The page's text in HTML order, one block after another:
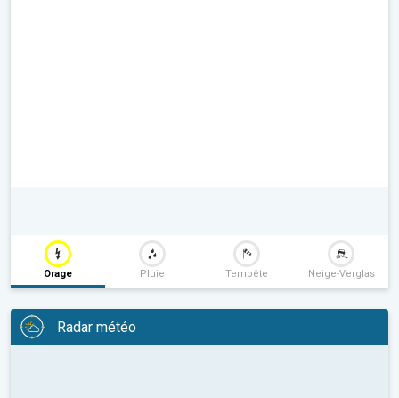
Orage Pluie Tempête Neige-Verglas
Radar météo